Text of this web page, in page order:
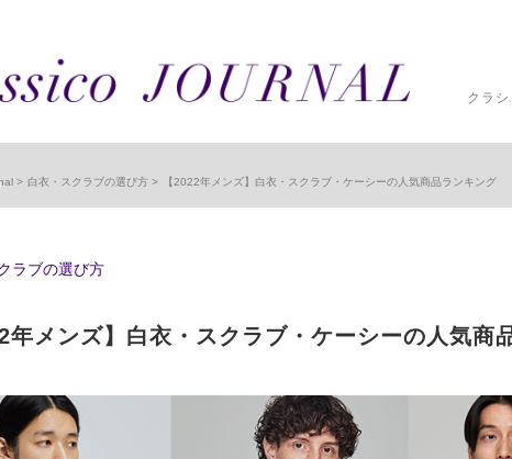
クラ
白衣・スクラブの選び方 【2022年メンズ】白衣・スクラブ・ケーシーの人気商品ランキング
ラブの選び方
年メンズ】白衣・スクラブ・ケーシーの人気商